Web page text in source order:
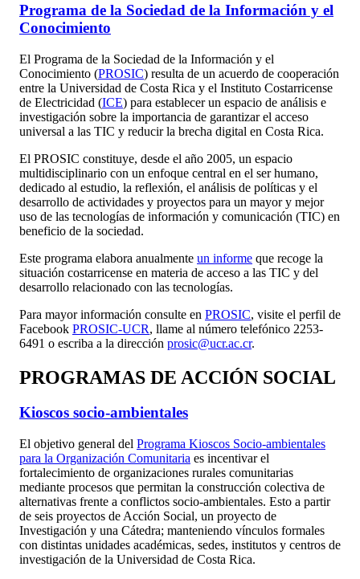
Programa de la Sociedad de la Información y el
Conocimiento
El Programa de la Sociedad de la Información y el
Conocimiento (PROSIC) resulta de un acuerdo de cooperación
entre la Universidad de Costa Rica y el Instituto Costarricense
de Electricidad (ICE) para establecer un espacio de análisis e
investigación sobre la importancia de garantizar el acceso
universal a las TIC y reducir la brecha digital en Costa Rica.
El PROSIC constituye, desde el año 2005, un espacio
multidisciplinario con un enfoque central en el ser humano,
dedicado al estudio, la reflexión, el análisis de políticas y el
desarrollo de actividades y proyectos para un mayor y mejor
uso de las tecnologías de información y comunicación (TIC) en
beneficio de la sociedad.
Este programa elabora anualmente un informe que recoge la
situación costarricense en materia de acceso a las TIC y del
desarrollo relacionado con las tecnologías.
Para mayor información consulte en PROSIC, visite el perfil de
Facebook PROSIC-UCR, llame al número telefónico 2253-
6491 o escriba a la dirección prosic@ucr.ac.cr.
PROGRAMAS DE ACCIÓN SOCIAL
Kioscos socio-ambientales
El objetivo general del Programa Kioscos Socio-ambientales
para la Organización Comunitaria es incentivar el
fortalecimiento de organizaciones rurales comunitarias
mediante procesos que permitan la construcción colectiva de
alternativas frente a conflictos socio-ambientales. Esto a partir
de seis proyectos de Acción Social, un proyecto de
Investigación y una Cátedra; manteniendo vínculos formales
con distintas unidades académicas, sedes, institutos y centros de
investigación de la Universidad de Costa Rica.